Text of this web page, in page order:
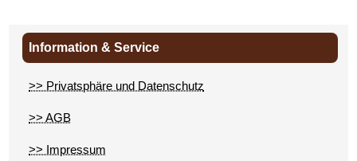
Information & Service
>> Privatsphäre und Datenschutz
>> AGB
>> Impressum